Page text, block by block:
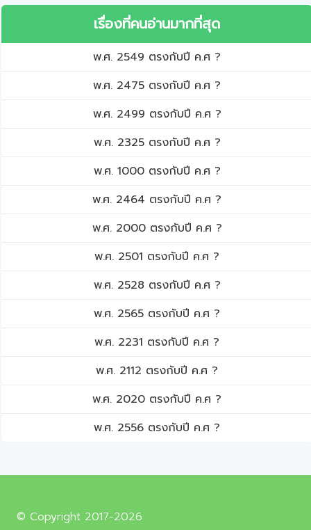
เรื่องที่คนอ่านมากที่สุด
พ.ศ. 2549 ตรงกับปี ค.ศ ?
พ.ศ. 2475 ตรงกับปี ค.ศ ?
พ.ศ. 2499 ตรงกับปี ค.ศ ?
พ.ศ. 2325 ตรงกับปี ค.ศ ?
พ.ศ. 1000 ตรงกับปี ค.ศ ?
พ.ศ. 2464 ตรงกับปี ค.ศ ?
พ.ศ. 2000 ตรงกับปี ค.ศ ?
พ.ศ. 2501 ตรงกับปี ค.ศ ?
พ.ศ. 2528 ตรงกับปี ค.ศ ?
พ.ศ. 2565 ตรงกับปี ค.ศ ?
พ.ศ. 2231 ตรงกับปี ค.ศ ?
พ.ศ. 2112 ตรงกับปี ค.ศ ?
พ.ศ. 2020 ตรงกับปี ค.ศ ?
พ.ศ. 2556 ตรงกับปี ค.ศ ?
© Copyright 2017-2026